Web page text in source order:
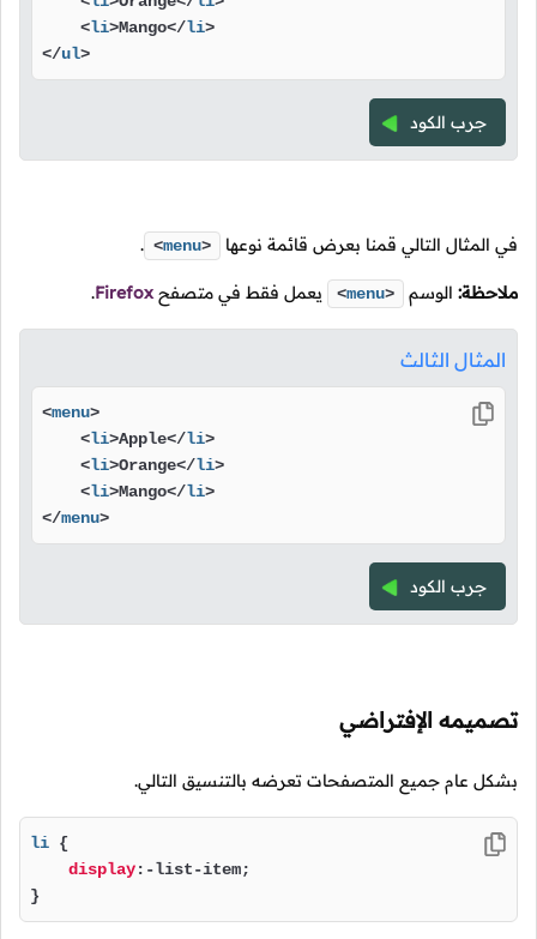
<li>Mango</li>
</ul>
جرب الكود
في المثال التالي قمنا بعرض قائمة نوعها <menu>
.
ملاحظة: الوسم <menu> يعمل فقط في متصفحFirefox
.
المثال الثالث
<menu>
<li>Apple</li>
<li>Orange</li>
<li>Mango</li>
</menu>
جرب الكود
تصميمه الإفتراضي
بشكل عام جميع المتصفحات تعرضه بالتنسيق التالي.
li {
display:-list-item;
}